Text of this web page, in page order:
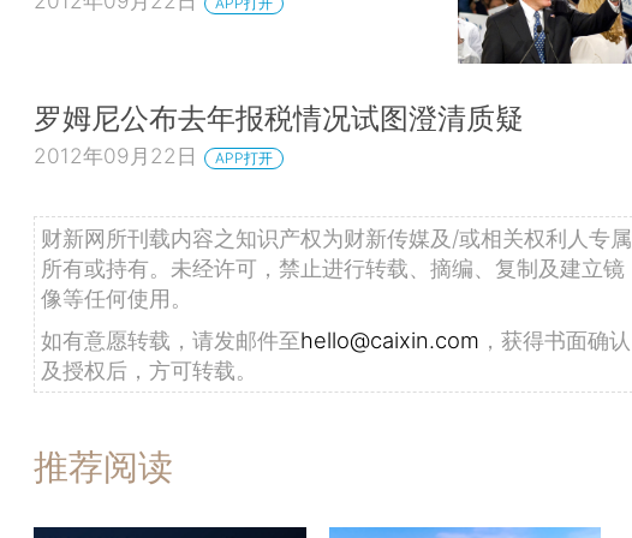
罗姆尼公布去年报税情况试图澄清质疑
2012年09月22日 APP打开
财新网所刊载内容之知识产权为财新传媒及/或相关权利人专属
所有或持有。未经许可，禁止进行转载、摘编、复制及建立镜
像等任何使用。
如有意愿转载，请发邮件至hello@caixin.com ，获得书面确认
及授权后，方可转载。
推荐阅读